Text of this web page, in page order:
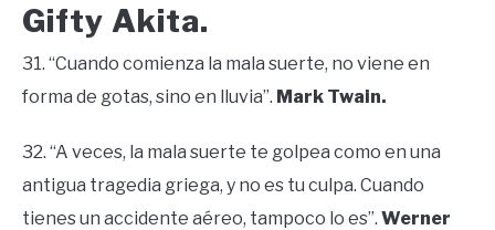
Gifty Akita.
31. “Cuando comienza la mala suerte, no viene en
forma de gotas, sino en lluvia”. Mark Twain.
32. “A veces, la mala suerte te golpea como en una
antigua tragedia griega, y no es tu culpa. Cuando
tienes un accidente aéreo, tampoco lo es”. Werner